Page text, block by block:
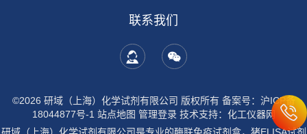
联系我们
©2026 研域（上海）化学试剂有限公司 版权所有 备案号：沪ICP备
18044877号-1 站点地图 管理登录技术支持： 化工仪器网